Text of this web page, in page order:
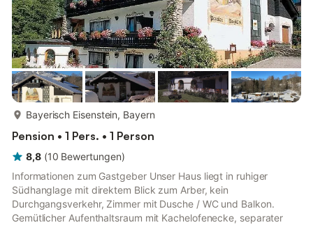
Bayerisch Eisenstein, Bayern
Pension • 1 Pers. • 1 Person
8,8 (10 Bewertungen)
Informationen zum Gastgeber Unser Haus liegt in ruhiger
Südhanglage mit direktem Blick zum Arber, kein
Durchgangsverkehr, Zimmer mit Dusche / WC und Balkon.
Gemütlicher Aufenthaltsraum mit Kachelofenecke, separater